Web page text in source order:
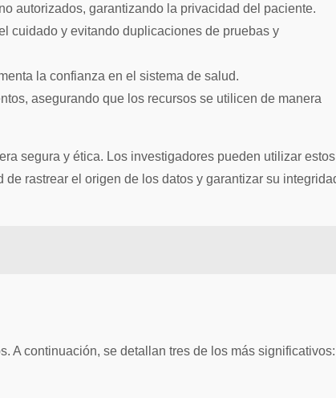
autorizados, garantizando la privacidad del paciente.
cuidado y evitando duplicaciones de pruebas y
la confianza en el sistema de salud.
asegurando que los recursos se utilicen de manera
segura y ética. Los investigadores pueden utilizar estos
rastrear el origen de los datos y garantizar su
A continuación, se detallan tres de los más significativos: